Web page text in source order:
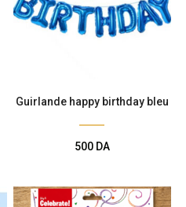
Guirlande happy birthday bleu
500 DA